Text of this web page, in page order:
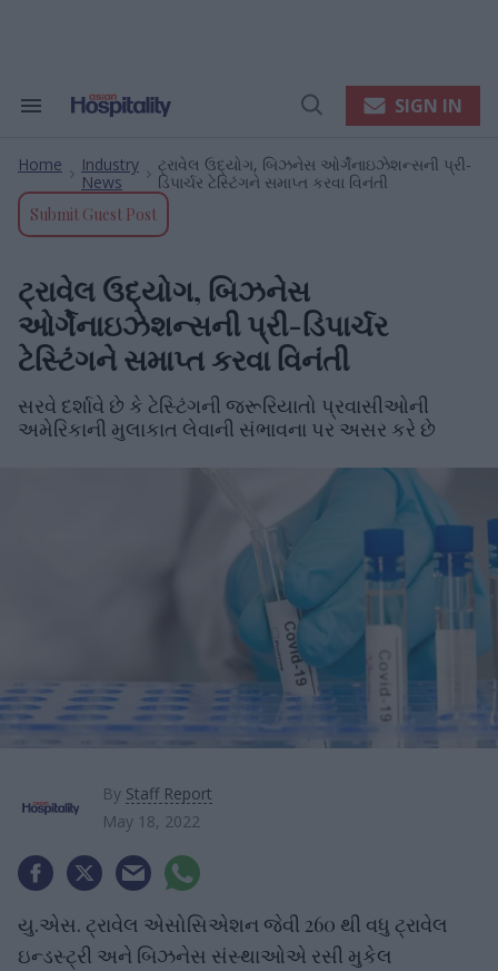
Search
Navigation
Open
SIGN IN
Home
Industry
News
ટ્રાવેલ ઉદ્યોગ, બિઝનેસ ઓર્ગેનાઇઝેશન્સની પ્રી-
ડિપાર્ચર ટેસ્ટિંગને સમાપ્ત કરવા વિનંતી
Submit Guest Post
ટ્રાવેલ ઉદ્યોગ, બિઝનેસ
ઓર્ગેનાઇઝેશન્સની પ્રી-ડિપાર્ચર
ટેસ્ટિંગને સમાપ્ત કરવા વિનંતી
સરવે દર્શાવે છે કે ટેસ્ટિંગની જરૂરિયાતો પ્રવાસીઓની
અમેરિકાની મુલાકાત લેવાની સંભાવના પર અસર કરે છે
By Staff Report
May 18, 2022
યુ.એસ. ટ્રાવેલ એસોસિએશન જેવી 260 થી વધુ ટ્રાવેલ
ઇન્ડસ્ટ્રી અને બિઝનેસ સંસ્થાઓએ રસી મુકેલ